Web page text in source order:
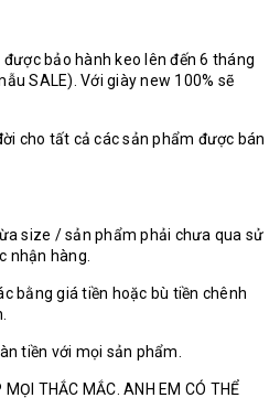
bảo hành keo lên đến 6 tháng
SALE). Với giày new 100% sẽ
cho tất cả các sản phẩm được bán
size / sản phẩm phải chưa qua sử
nhận hàng.
bằng giá tiền hoặc bù tiền chênh
tiền với mọi sản phẩm.
THẮC MẮC. ANH EM CÓ THỂ